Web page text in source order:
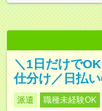
＼1日だけで
仕分け／日払
派遣 職種未経験OK